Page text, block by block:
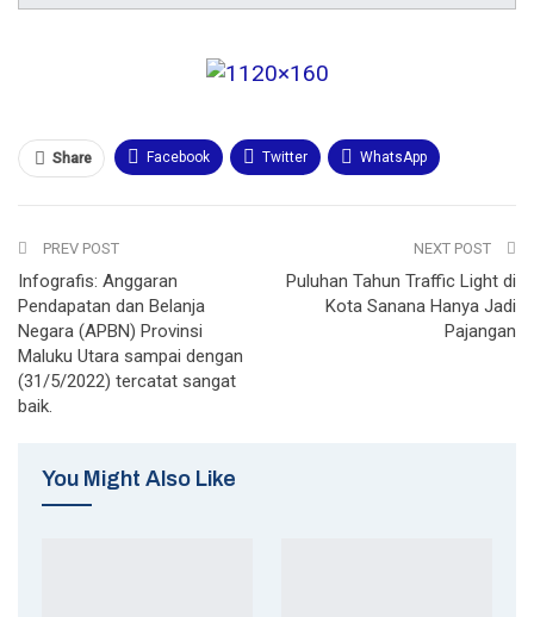
Share Facebook Twitter WhatsApp
PREV POST
Infografis: Anggaran
Pendapatan dan Belanja
Negara (APBN) Provinsi
Maluku Utara sampai dengan
(31/5/2022) tercatat sangat
baik.
NEXT POST
Puluhan Tahun Traffic Light di
Kota Sanana Hanya Jadi
Pajangan
You Might Also Like